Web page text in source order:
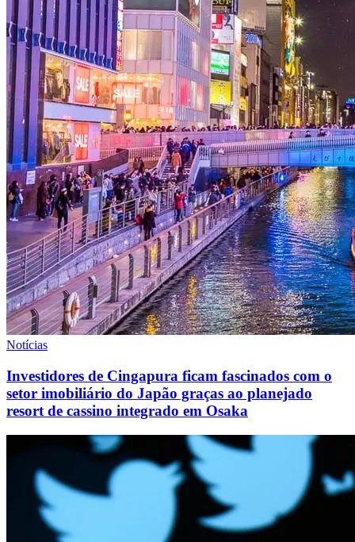
Notícias
Investidores de Cingapura ficam fascinados com o
setor imobiliário do Japão graças ao planejado
resort de cassino integrado em Osaka